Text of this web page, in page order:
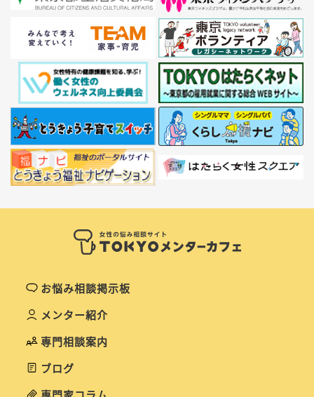
お悩み相談掲示板
メンター紹介
専門相談案内
ブログ